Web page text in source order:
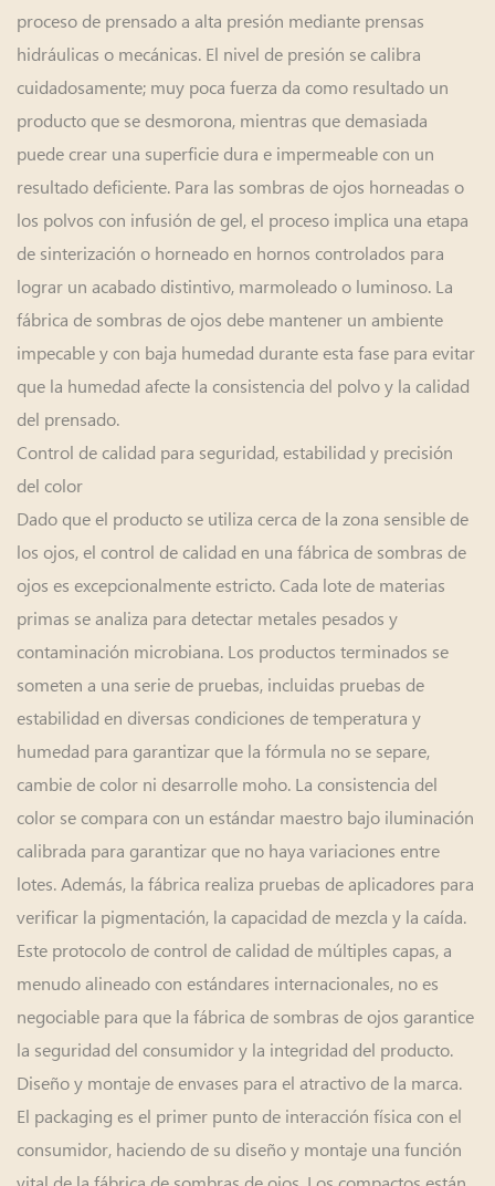
proceso de prensado a alta presión mediante prensas
hidráulicas o mecánicas. El nivel de presión se calibra
cuidadosamente; muy poca fuerza da como resultado un
producto que se desmorona, mientras que demasiada
puede crear una superficie dura e impermeable con un
resultado deficiente. Para las sombras de ojos horneadas o
los polvos con infusión de gel, el proceso implica una etapa
de sinterización o horneado en hornos controlados para
lograr un acabado distintivo, marmoleado o luminoso. La
fábrica de sombras de ojos debe mantener un ambiente
impecable y con baja humedad durante esta fase para evitar
que la humedad afecte la consistencia del polvo y la calidad
del prensado.
Control de calidad para seguridad, estabilidad y precisión
del color
Dado que el producto se utiliza cerca de la zona sensible de
los ojos, el control de calidad en una fábrica de sombras de
ojos es excepcionalmente estricto. Cada lote de materias
primas se analiza para detectar metales pesados ​​y
contaminación microbiana. Los productos terminados se
someten a una serie de pruebas, incluidas pruebas de
estabilidad en diversas condiciones de temperatura y
humedad para garantizar que la fórmula no se separe,
cambie de color ni desarrolle moho. La consistencia del
color se compara con un estándar maestro bajo iluminación
calibrada para garantizar que no haya variaciones entre
lotes. Además, la fábrica realiza pruebas de aplicadores para
verificar la pigmentación, la capacidad de mezcla y la caída.
Este protocolo de control de calidad de múltiples capas, a
menudo alineado con estándares internacionales, no es
negociable para que la fábrica de sombras de ojos garantice
la seguridad del consumidor y la integridad del producto.
Diseño y montaje de envases para el atractivo de la marca.
El packaging es el primer punto de interacción física con el
consumidor, haciendo de su diseño y montaje una función